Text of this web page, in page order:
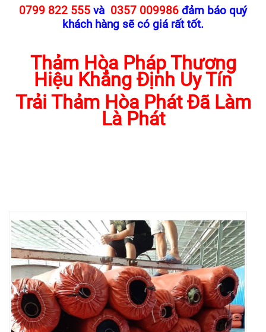
0799 822 555 và 0357 009986 đảm báo quý
khách hàng sẽ có giá rất tốt.
Thảm Hòa Pháp Thương
Hiệu Khẳng Định Uy Tín
Trải Thảm Hòa Phát Đã Làm
Là Phát